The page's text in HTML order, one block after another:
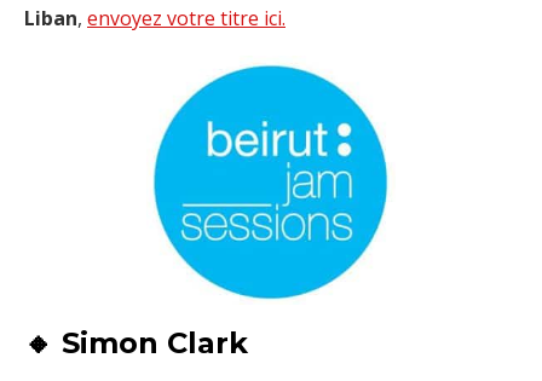
Liban, envoyez votre titre ici.
🔸 Simon Clark